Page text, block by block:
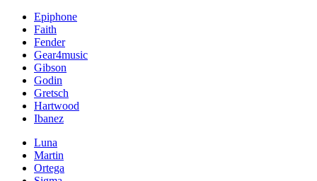
Epiphone
Faith
Fender
Gear4music
Gibson
Godin
Gretsch
Hartwood
Ibanez
Luna
Martin
Ortega